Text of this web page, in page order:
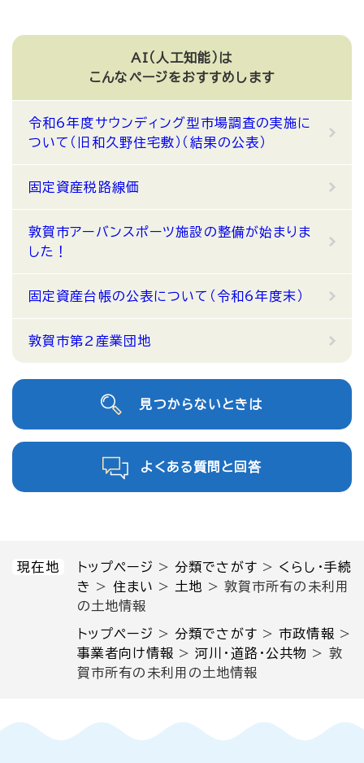
現在地 トップページ >分類でさがす > くらし・手続
き
> 住まい > 土地 > 敦賀市所有の未利用
の土地情報
トップページ >分類でさがす >市政情報 >
事業者向け情報 >河川・道路・公共物 > 敦
賀市所有の未利用の土地情報
AI（人工知能）は
こんなページをおすすめします
令和6年度サウンディング型市場調査の実施に
ついて（旧和久野住宅敷）（結果の公表）
固定資産税路線価
敦賀市アーバンスポーツ施設の整備が始まりま
した！
固定資産台帳の公表について（令和6年度末）
敦賀市第2産業団地
見つからないときは
よくある質問と回答